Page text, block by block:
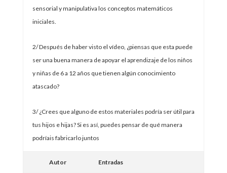
sensorial y manipulativa los conceptos matemáticos
iniciales.
2/ Después de haber visto el vídeo, ¿piensas que esta puede
ser una buena manera de apoyar el aprendizaje de los niños
y niñas de 6 a 12 años que tienen algún conocimiento
atascado?
3/ ¿Crees que alguno de estos materiales podría ser útil para
tus hijos e hijas? Si es así, puedes pensar de qué manera
podríais fabricarlo juntos
Autor Entradas